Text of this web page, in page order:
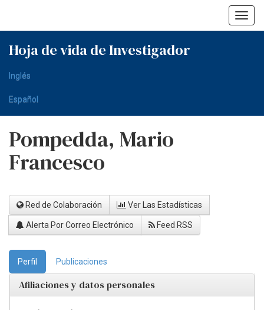
Hoja de vida de Investigador
Inglés
Español
Pompedda, Mario
Francesco
Red de Colaboración Ver Las Estadísticas
Alerta Por Correo Electrónico Feed RSS
Perfil Publicaciones
Afiliaciones y datos personales